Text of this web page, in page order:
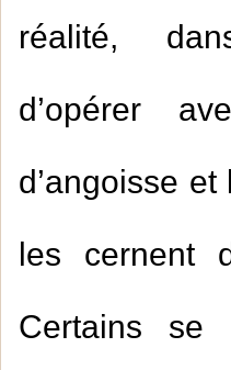
réalité,
d’opérer
d’angoisse
les cernent
Certains se